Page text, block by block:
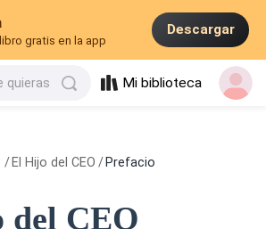
gratis en la app
Descargar
quieras Mi biblioteca
/ El Hijo del CEO / Prefacio
CEO